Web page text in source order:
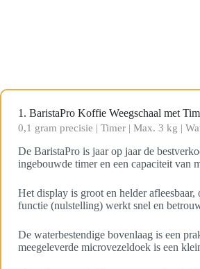
1. BaristaPro Koffie Weegschaal met
0,1 gram precisie | Timer | Max. 3 kg |
De BaristaPro is jaar op jaar de
ingebouwde timer en een capaciteit van
Het display is groot en helder
functie (nulstelling) werkt snel en
De waterbestendige bovenlaag is een
meegeleverde microvezeldoek is een